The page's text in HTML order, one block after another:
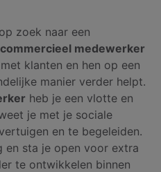
zoek naar een
commercieel medewerker
klanten en hen op een
manier verder helpt.
heb je een vlotte en
je met je sociale
en te begeleiden.
en sta je open voor extra
te ontwikkelen binnen